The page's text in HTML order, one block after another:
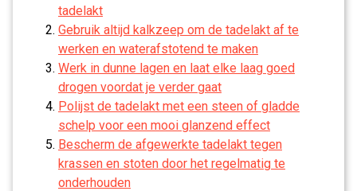
tadelakt
Gebruik altijd kalkzeep om de tadelakt af te
werken en waterafstotend te maken
Werk in dunne lagen en laat elke laag goed
drogen voordat je verder gaat
Polijst de tadelakt met een steen of gladde
schelp voor een mooi glanzend effect
Bescherm de afgewerkte tadelakt tegen
krassen en stoten door het regelmatig te
onderhouden